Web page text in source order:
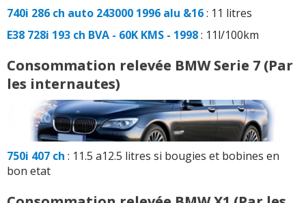
740i 286 ch auto 243000 1996 alu &16: 11 litres
E38 728i 193 ch BVA - 60K KMS - 1998: 11l/100km
Consommation relevée BMW Serie 7 (Par
les internautes)
750i 407 ch : 11.5 a12.5 litres si bougies et bobines en
bon etat